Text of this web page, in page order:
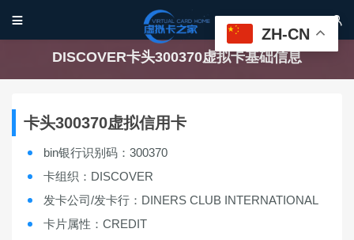
 
DISCOVER卡头300370虚拟卡基础信息
卡头300370虚拟信用卡
bin银行识别码：300370
卡组织：DISCOVER
发卡公司/发卡行：DINERS CLUB INTERNATIONAL
卡片属性：CREDIT
ZH-CN